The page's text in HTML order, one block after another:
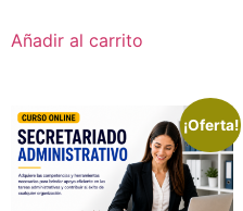
Añadir al carrito
¡Oferta!